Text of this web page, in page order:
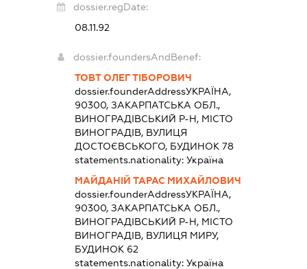
dossier.regDate:
08.11.92
dossier.foundersAndBenef:
ТОВТ ОЛЕГ ТІБОРОВИЧ
dossier.founderAddressУКРАЇНА,
90300, ЗАКАРПАТСЬКА ОБЛ.,
ВИНОГРАДІВСЬКИЙ Р-Н, МІСТО
ВИНОГРАДІВ, ВУЛИЦЯ
ДОСТОЄВСЬКОГО, БУДИНОК 78
statements.nationality: Україна
МАЙДАНІЙ ТАРАС МИХАЙЛОВИЧ
dossier.founderAddressУКРАЇНА,
90300, ЗАКАРПАТСЬКА ОБЛ.,
ВИНОГРАДІВСЬКИЙ Р-Н, МІСТО
ВИНОГРАДІВ, ВУЛИЦЯ МИРУ,
БУДИНОК 62
statements.nationality: Україна